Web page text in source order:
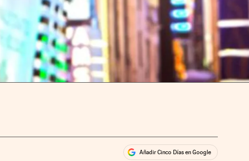
Sociales Añadir Cinco Días en Google